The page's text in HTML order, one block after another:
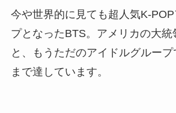
今や世界的に見ても超人気K-
プとなったBTS。アメリカの大統
と、もうただのアイドルグルー
まで達しています。